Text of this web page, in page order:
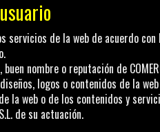
de la web de acuerdo
nombre o reputación de
logos o contenidos de la
la web o de los contenidos y
de su actuación.